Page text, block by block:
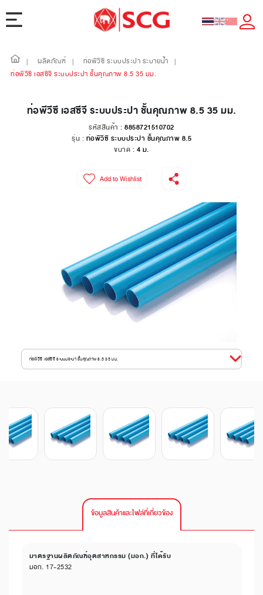
| ผลิตภัณฑ์ | ท่อพีวีซี ระบบประปา ระบายน้ำ
|
ท่อพีวีซี เอสซีจี ระบบประปา ชั้นคุณภาพ 8.5 35 มม.
ท่อพีวีซี เอสซีจี ระบบประปา ชั้นคุณภาพ 8.5 35 มม.
รหัสสินค้า : 8858721510702
รุ่น : ท่อพีวีซี ระบบประปา ชั้นคุณภาพ 8.5
ขนาด : 4 ม.
Add to Wishlist
ท่อพีวีซี เอสซีจี ระบบประปา ชั้นคุณภาพ 8.5 35 มม.
ข้อมูลสินค้าและไฟล์ที่เกี่ยวข้อง
มาตรฐานผลิตภัณฑ์อุตสาหกรรม (มอก.) ที่ได้รับ
มอก. 17-2532